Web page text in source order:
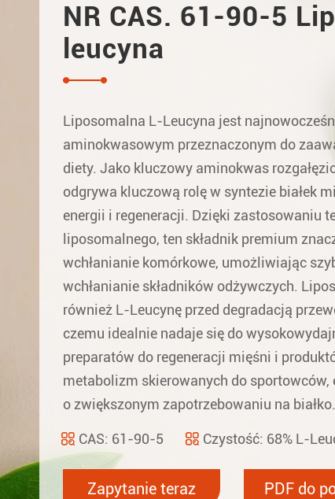
NR CAS. 61-90-5
leucyna
Liposomalna L-Leucyna jest
aminokwasowym przeznaczonym do
diety. Jako kluczowy aminokwas
odgrywa kluczową rolę w syntezie białek
energii i regeneracji. Dzięki zastosowaniu
liposomalnego, ten składnik premium
wchłanianie komórkowe, umożliwiając
wchłanianie składników odżywczych.
również L-Leucynę przed degradacją
czemu idealnie nadaje się do
preparatów do regeneracji mięśni i
metabolizm skierowanych do
o zwiększonym zapotrzebowaniu na białko.
CAS: 61-90-5 Czystość: 68% L-
Zapytanie teraz PDF do